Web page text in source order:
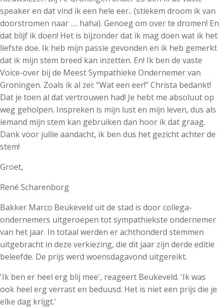
speaker en dat vind ik een hele eer.. (stiekem droom ik van
doorstromen naar …. haha). Genoeg om over te dromen! En
dat blijf ik doen! Het is bijzonder dat ik mag doen wat ik het
liefste doe. Ik heb mijn passie gevonden en ik heb gemerkt
dat ik mijn stem breed kan inzetten. En! Ik ben de vaste
Voice-over bij de Meest Sympathieke Ondernemer van
Groningen. Zoals ik al zei: “Wat een eer!” Christa bedankt!
Dat je toen al dat vertrouwen had! Je hebt me absoluut op
weg geholpen. Inspreken is mijn lust en mijn leven, dus als
iemand mijn stem kan gebruiken dan hoor ik dat graag.
Dank voor jullie aandacht, ik ben dus het gezicht achter de
stem!
Groet,
René Scharenborg
Bakker Marco Beukeveld uit de stad is door collega-
ondernemers uitgeroepen tot sympathiekste ondernemer
van het jaar. In totaal werden er achthonderd stemmen
uitgebracht in deze verkiezing, die dit jaar zijn derde editie
beleefde. De prijs werd woensdagavond uitgereikt.
'Ik ben er heel erg blij mee', reageert Beukeveld. 'Ik was
ook heel erg verrast en beduusd. Het is niet een prijs die je
elke dag krijgt.'